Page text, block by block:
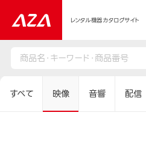
レンタル機器カタログサイト
すべて 映像 音響 配信